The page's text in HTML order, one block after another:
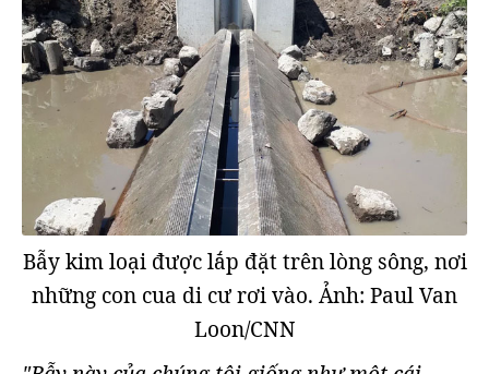
Bẫy kim loại được lắp đặt trên lòng sông, nơi
những con cua di cư rơi vào. Ảnh: Paul Van
Loon/CNN